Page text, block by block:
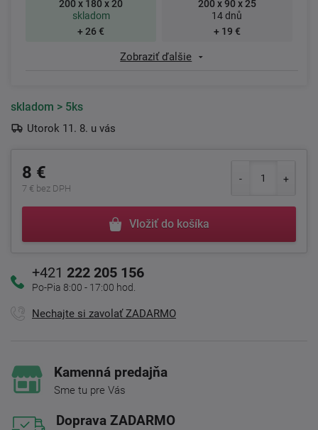
200 x 180 x 20
skladom
+ 26 €
200 x 90 x 25
14 dnů
+ 19 €
Zobraziť ďalšie
skladom > 5ks
Utorok 11. 8. u vás
8 €
7 € bez DPH
Vložiť do košíka
+421 222 205 156
Po-Pia 8:00 - 17:00 hod.
Nechajte si zavolať ZADARMO
Kamenná predajňa
Sme tu pre Vás
Doprava ZADARMO